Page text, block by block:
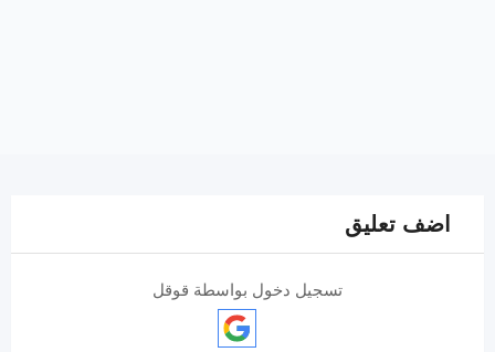
اضف تعليق
تسجيل دخول بواسطة قوقل